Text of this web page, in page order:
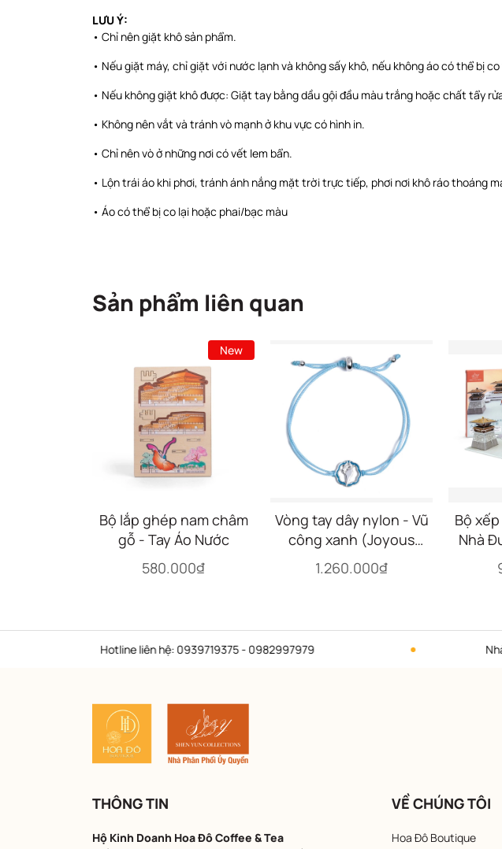
LƯU Ý:
• Chỉ nên giặt khô sản phẩm.
• Nếu giặt máy, chỉ giặt với nước lạnh và không sấy khô, nếu không áo có thể bị co
• Nếu không giặt khô được: Giặt tay bằng dầu gội đầu màu trắng hoặc chất tẩy
• Không nên vắt và tránh vò mạnh ở khu vực có hình in.
• Chỉ nên vò ở những nơi có vết lem bẩn.
• Lộn trái áo khi phơi, tránh ánh nắng mặt trời trực tiếp, phơi nơi khô ráo thoáng
• Áo có thể bị co lại hoặc phai/bạc màu
Sản phẩm liên quan
New
Bộ lắp ghép nam châm
gỗ - Tay Áo Nước
580.000₫
Vòng tay dây nylon - Vũ
công xanh (Joyous
Dancer)
1.260.000₫
Bộ
Nhà
Hotline liên hệ: 0939719375 - 0982997979 Nhà phân
THÔNG TIN
Hộ Kinh Doanh Hoa Đô Coffee & Tea
VỀ CHÚNG TÔI
Hoa Đô Boutique